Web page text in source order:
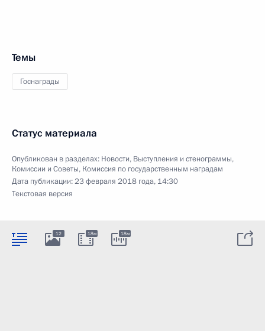
Темы
Госнаграды
Статус материала
Опубликован в разделах: Новости, Выступления и стенограммы,
Комиссии и Советы, Комиссия по государственным наградам
Дата публикации:23 февраля 2018 года, 14:30
Текстовая версия
12 18м 18м